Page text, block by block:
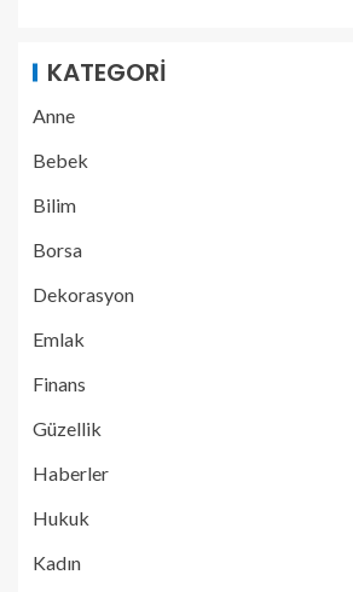
KATEGORI
Anne
Bebek
Bilim
Borsa
Dekorasyon
Emlak
Finans
Güzellik
Haberler
Hukuk
Kadın